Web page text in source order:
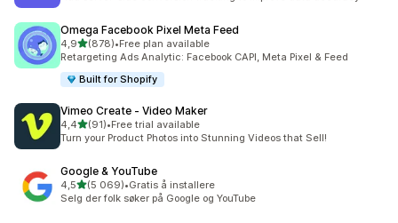
Omega Facebook Pixel Meta Feed
4,9av 5 stjerner
(878)
Totalt 878 omtaler
•Free plan available
Retargeting Ads Analytic: Facebook CAPI, Meta Pixel & Feed
Built for Shopify
Vimeo Create ‑ Video Maker
4,4av 5 stjerner
(91)
Totalt 91 omtaler
•Free trial available
Turn your Product Photos into Stunning Videos that Sell!
Google & YouTube
4,5av 5 stjerner
(5 069)
Totalt 5069 omtaler
•Gratis å installere
Selg der folk søker på Google og YouTube